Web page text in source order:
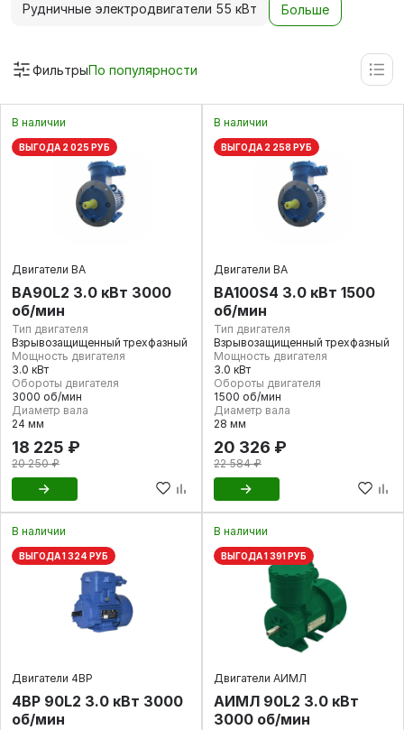
Рудничные электродвигатели 55 кВт Больше
ФильтрыПо популярности
В наличии
ВЫГОДА 2 025 РУБ
Двигатели ВА
ВА90L2 3.0 кВт 3000
об/мин
Тип двигателя
Взрывозащищенный трехфазный
Мощность двигателя
3.0 кВт
Обороты двигателя
3000 об/мин
Диаметр вала
24 мм
18 225 ₽
20 250 ₽
В наличии
ВЫГОДА 2 258 РУБ
Двигатели ВА
ВА100S4 3.0 кВт 1500
об/мин
Тип двигателя
Взрывозащищенный трехфазный
Мощность двигателя
3.0 кВт
Обороты двигателя
1500 об/мин
Диаметр вала
28 мм
20 326 ₽
22 584 ₽
В наличии
ВЫГОДА 1 324 РУБ
Двигатели 4ВР
4ВР 90L2 3.0 кВт 3000
об/мин
В наличии
ВЫГОДА 1 391 РУБ
Двигатели АИМЛ
АИМЛ 90L2 3.0 кВт
3000 об/мин